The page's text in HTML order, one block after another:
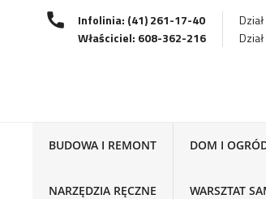
Infolinia: (41) 261-17-40
Właściciel: 608-362-216
BUDOWA I REMONT DOM I
NARZĘDZIA RĘCZNE WARSZTAT